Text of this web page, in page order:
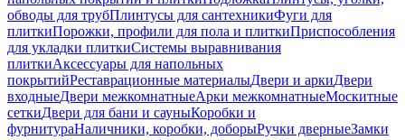
обводы для трубПлинтусы для сантехникиФуги для
плиткиПорожки, профили для пола и плиткиПриспособления
для укладки плиткиСистемы выравнивания
плиткиАксессуары для напольных
покрытийРеставрационные материалыДвери и аркиДвери
входныеДвери межкомнатныеАрки межкомнатныеМоскитные
сеткиДвери для бани и сауныКоробки и
фурнитураНаличники, коробки, доборыРучки дверныеЗамки